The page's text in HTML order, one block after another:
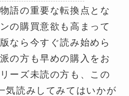
語の重要な転換点とな
の購買意欲も高まって
なら今すぐ読み始めら
の方も早めの購入をお
ーズ未読の方も、この
気読みしてみてはいかが